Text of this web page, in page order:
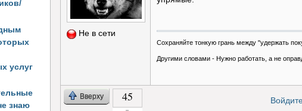
услуг
знаю
Не в сети
Сохраняйте тонкую грань между "удержать
Другими словами - Нужно работать, а не
Вверху 45